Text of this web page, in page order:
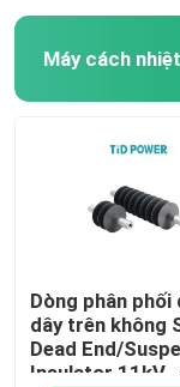
Máy cách
Dòng phân phối
dây trên không
Dead End/
Insulator 11kV